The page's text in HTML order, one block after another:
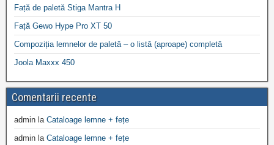
Față de paletă Stiga Mantra H
Față Gewo Hype Pro XT 50
Compoziția lemnelor de paletă – o listă (aproape) completă
Joola Maxxx 450
Comentarii recente
admin la Cataloage lemne + fețe
admin la Cataloage lemne + fețe